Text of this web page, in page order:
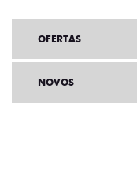
OFERTAS
NOVOS